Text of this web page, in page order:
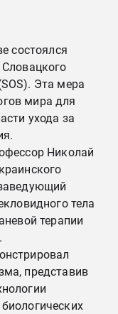
состоялся
Эта мера
мира для
ухода за
Николай
тела
терапии
представив